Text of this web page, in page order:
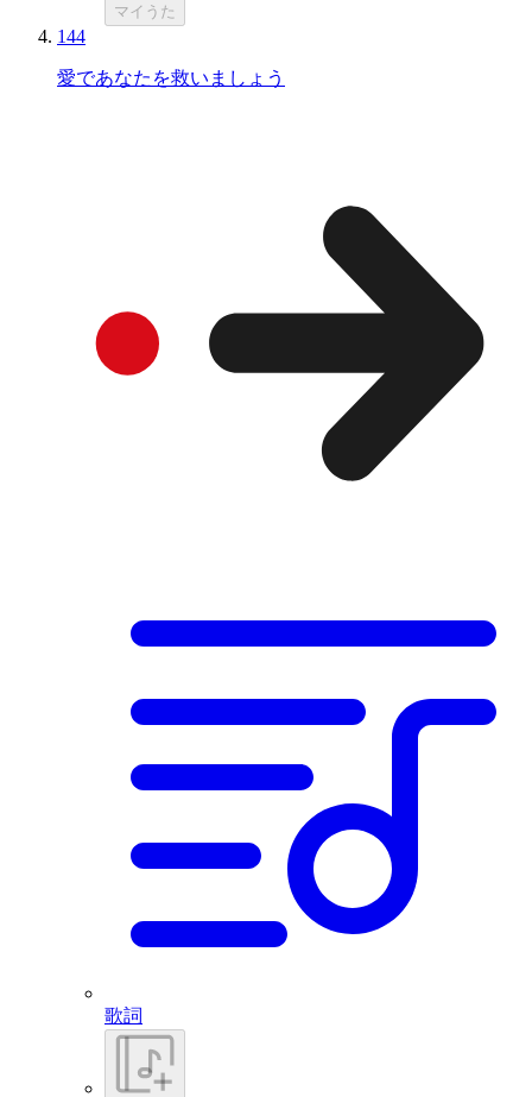
マイうた
144
愛であなたを救いましょう
歌詞